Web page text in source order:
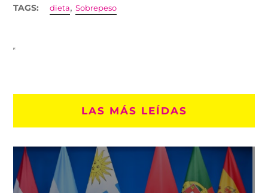
TAGS: dieta,Sobrepeso
LAS MÁS LEÍDAS